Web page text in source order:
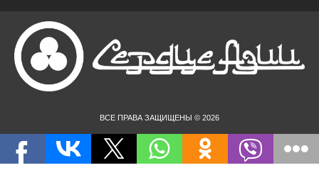
ВСЕ ПРАВА ЗАЩИЩЕНЫ © 2026